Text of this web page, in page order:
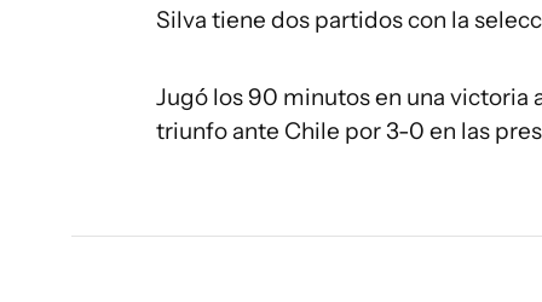
Silva tiene dos partidos con la
Jugó los 90 minutos en una victoria
triunfo ante Chile por 3-0 en las